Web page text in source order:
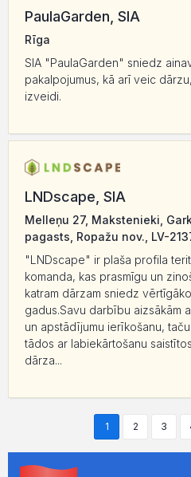
PaulaGarden, SIA
Rīga
SIA "PaulaGarden" sniedz
pakalpojumus, kā arī veic
izveidi.
LNDscape, SIA
Melleņu 27, Makstenieki,
pagasts, Ropažu nov., LV-
"LNDscape" ir plaša profila
komanda, kas prasmīgu un
katram dārzam sniedz
gadus.Savu darbību aizsākām
un apstādījumu ierīkošanu,
tādos ar labiekārtošanu
dārza...
1 2 3